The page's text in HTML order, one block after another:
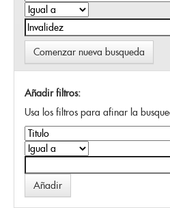
Comenzar nueva busqueda
Añadir filtros:
Usa los filtros para afinar la